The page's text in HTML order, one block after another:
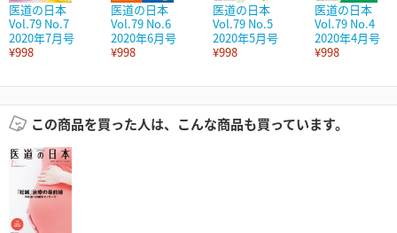
医道の日本
Vol.79 No.7
2020年7月号
¥998
医道の日本
Vol.79 No.6
2020年6月号
¥998
医道の日本
Vol.79 No.5
2020年5月号
¥998
医道の日本
Vol.79 No.4
2020年4月号
¥998
この商品を買った人は、こんな商品も買っています。